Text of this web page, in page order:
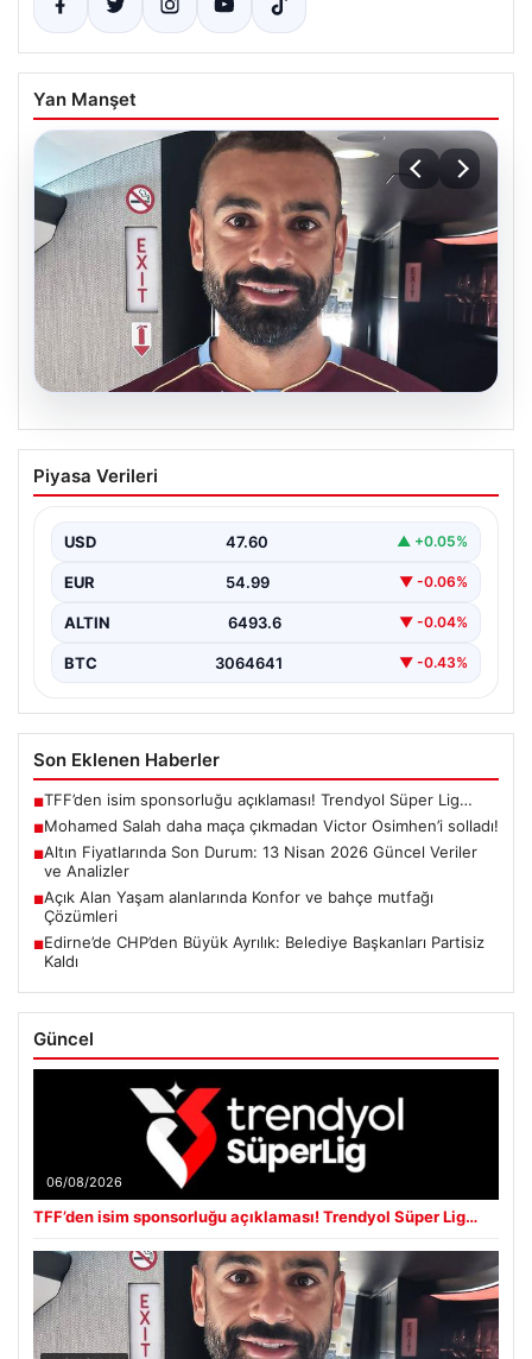
Yan Manşet
Mohamed Salah daha maça çıkmadan
Victor Osimhen’i solladı!
Piyasa Verileri
USD 47.60 ▲ +0.05%
EUR 54.99 ▼ -0.06%
ALTIN 6493.6 ▼ -0.04%
BTC 3064641 ▼ -0.43%
Son Eklenen Haberler
■TFF’den isim sponsorluğu açıklaması! Trendyol Süper Lig…
■Mohamed Salah daha maça çıkmadan Victor Osimhen’i solladı!
■Altın Fiyatlarında Son Durum: 13 Nisan 2026 Güncel Veriler
ve Analizler
■Açık Alan Yaşam alanlarında Konfor ve bahçe mutfağı
Çözümleri
■Edirne’de CHP’den Büyük Ayrılık: Belediye Başkanları Partisiz
Kaldı
Güncel
06/08/2026
TFF’den isim sponsorluğu açıklaması! Trendyol Süper Lig…